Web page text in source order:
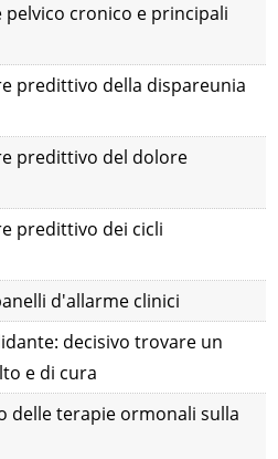
cronico e principali
predittivo della dispareunia
predittivo del dolore
predittivo dei cicli
d'allarme clinici
decisivo trovare un
e di cura
delle terapie ormonali sulla